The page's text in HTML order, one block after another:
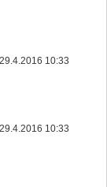
29.4.2016 10:33
29.4.2016 10:33